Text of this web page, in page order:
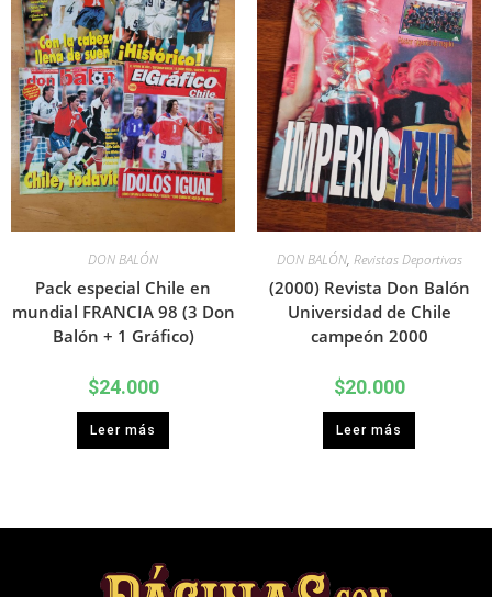
DON BALÓN
Pack especial Chile en
mundial FRANCIA 98 (3 Don
Balón + 1 Gráfico)
$24.000
Leer más
DON BALÓN, Revistas Deportivas
(2000) Revista Don Balón
Universidad de Chile
campeón 2000
$20.000
Leer más